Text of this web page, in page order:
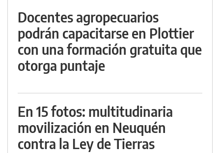
Docentes agropecuarios
podrán capacitarse en Plottier
con una formación gratuita que
otorga puntaje
En 15 fotos: multitudinaria
movilización en Neuquén
contra la Ley de Tierras